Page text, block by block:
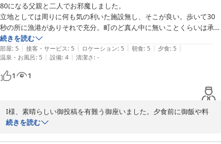
宿前にある防波堤で息子と二人仰向けになって、
ずっとずっといつまでも見ていられる星空です。
ご夫婦で営まれているようで、とてもアットホームな雰囲気で、
とても良い旅行が出来ました！
おやじさんは休肝日ということで、一緒に呑めませんでしたが、
来年はぜひ、一緒に呑めればと思います。
また、利用させて頂きます。
80になる父親と二人でお邪魔しました。
立地としては周りに何も気の利いた施設無し、そこが良い。歩いて30
秒の所に漁港がありそれで充分。町のど真ん中に無いことくらいは承知
の上。
部屋は小綺麗に清掃が行き届いており、布団は暖かくふかふか。トイレ
も奇麗。
食事は夕食が食べきれず申し訳なかった。量が多くて…。味付けは天
才。キンメダイの煮つけとカサゴのから揚げが食べたくてお邪魔したの
ですが絶品。刺身の盛り合わせも旨い。至福のひと時。朝ご飯のアジの
干物、ワカメのアオサみたいなのも美味しすぎてどこの干物やでお土産
続きを読む
部屋: 5 | 接客・サービス: 5 | ロケーション: 5 | 朝食: 5 | 夕食: 5 |
温泉・お風呂: 5 | 設備: 4 | 清潔さ: -
1 1
I様、素晴らしい御投稿を有難う御座いました。夕食前に御飯や料
理の量を心配しておりましたが「量が多くて・・・。」と仰ってお
続きを読む